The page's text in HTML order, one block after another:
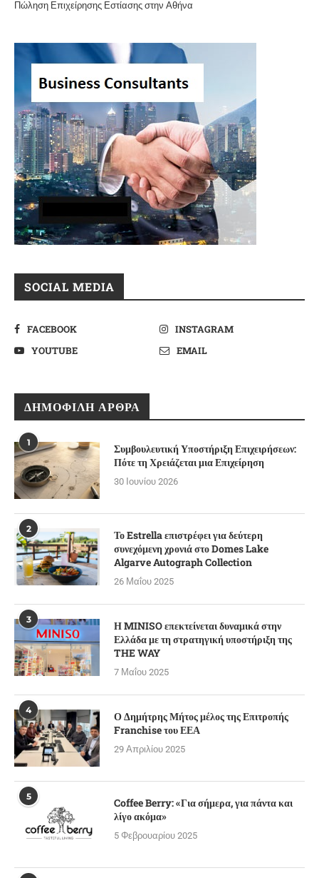
Πώληση Επιχείρησης Εστίασης στην Αθήνα
SOCIAL MEDIA
FACEBOOK
INSTAGRAM
YOUTUBE
EMAIL
ΔΗΜΟΦΙΛΉ ΆΡΘΡΑ
1
Συμβουλευτική Υποστήριξη Επιχειρήσεων:
Πότε τη Χρειάζεται μια Επιχείρηση
30 Ιουνίου 2026
2
Το Estrella επιστρέφει για δεύτερη
συνεχόμενη χρονιά στο Domes Lake
Algarve Autograph Collection
26 Μαΐου 2025
3
Η MINISO επεκτείνεται δυναμικά στην
Ελλάδα με τη στρατηγική υποστήριξη της
THE WAY
7 Μαΐου 2025
4
Ο Δημήτρης Μήτος μέλος της Επιτροπής
Franchise του ΕΕΑ
29 Απριλίου 2025
5
Coffee Berry: «Για σήμερα, για πάντα και
λίγο ακόμα»
5 Φεβρουαρίου 2025